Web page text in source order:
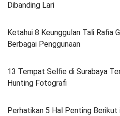
Dibanding Lari
Ketahui 8 Keunggulan Tali Rafia
Berbagai Penggunaan
13 Tempat Selfie di Surabaya
Hunting Fotografi
Perhatikan 5 Hal Penting Berikut